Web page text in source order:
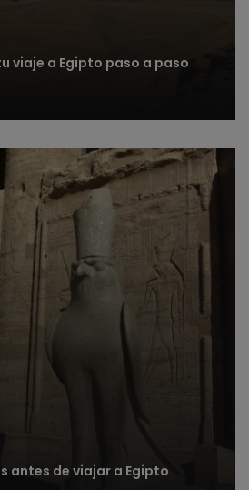
viaje a Egipto paso a paso
antes de viajar a Egipto